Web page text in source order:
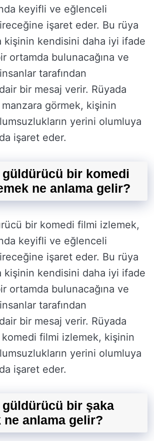
keyifli ve eğlenceli
işaret eder. Bu rüya
kişinin kendisini daha iyi ifade
ortamda bulunacağına ve
tarafından
bir mesaj verir. Rüyada
görmek, kişinin
yerini olumluya
işaret eder.
güldürücü bir komedi
ne anlama gelir?
bir komedi filmi izlemek,
keyifli ve eğlenceli
işaret eder. Bu rüya
kişinin kendisini daha iyi ifade
ortamda bulunacağına ve
tarafından
bir mesaj verir. Rüyada
filmi izlemek, kişinin
yerini olumluya
işaret eder.
güldürücü bir şaka
ne anlama gelir?